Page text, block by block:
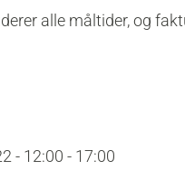
alle måltider, og
- 12:00 - 17:00